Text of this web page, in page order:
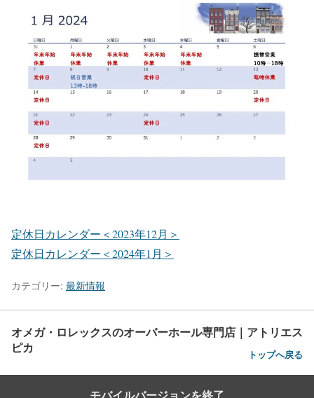
定休日カレンダー＜2023年12月＞
定休日カレンダー＜2024年1月＞
カテゴリー: 最新情報
オメガ・ロレックスのオーバーホール専門店｜アトリエス
ピカ
トップへ戻る